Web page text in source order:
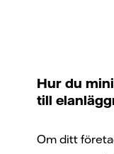
Hur du
till
Om ditt